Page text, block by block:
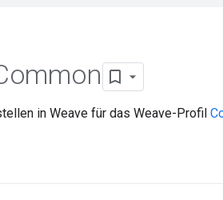
in Weave für das Weave-Profil